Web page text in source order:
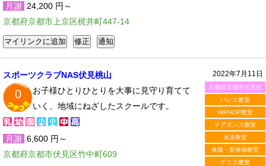
月謝 24,200 円～
京都府京都市上京区梶井町447-14
2022年7月11日
京都府京都市伏見区
バレエ教室
HIPHOP教室
チアダンス教室
水泳教室
体操・新体操教室
テニス教室
スポーツクラブNAS伏見桃山
0
お子様ひとりひとりを大事に見守り育てて
いく、地域にねざしたスクールです。
月謝 6,600 円～
京都府京都市伏見区竹中町609